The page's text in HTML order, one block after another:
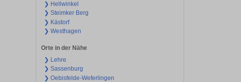
❯ Hellwinkel
❯ Steimker Berg
❯ Kästorf
❯ Westhagen
Orte in der Nähe
❯ Lehre
❯ Sassenburg
❯ Oebisfelde-Weferlingen